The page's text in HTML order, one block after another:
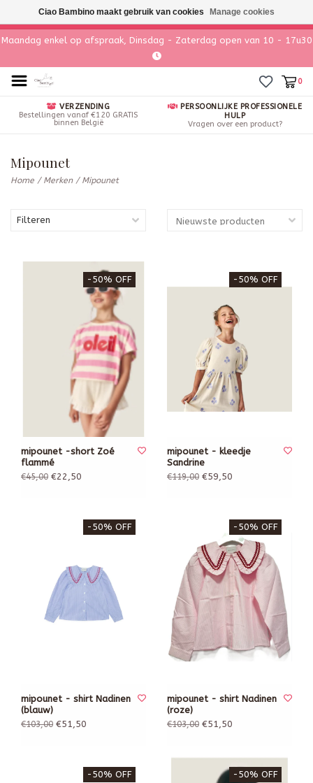
Maandag enkel op afspraak, Dinsdag - Zaterdag open van 10 - 17u30
0
VERZENDING
Bestellingen vanaf €120 GRATIS
binnen België
PERSOONLIJKE PROFESSIONELE
HULP
Vragen over een product?
Mipounet
Home / Merken/ Mipounet
Filteren
-50% OFF
mipounet -short Zoé
flammé
€45,00 €22,50
-50% OFF
mipounet - kleedje
Sandrine
€119,00 €59,50
-50% OFF
mipounet - shirt Nadinen
(blauw)
€103,00 €51,50
-50% OFF
mipounet - shirt Nadinen
(roze)
€103,00 €51,50
-50% OFF -50% OFF
Ciao Bambino maakt gebruik van cookies Manage cookies